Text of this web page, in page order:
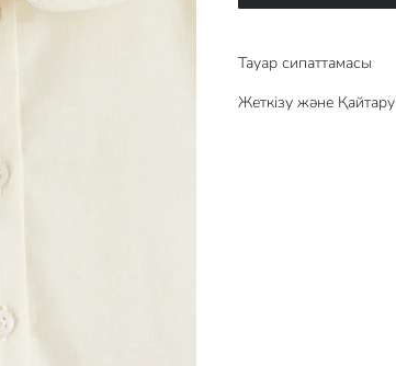
Тауар сипаттамасы​​​​​
Жеткізу және Қайтару